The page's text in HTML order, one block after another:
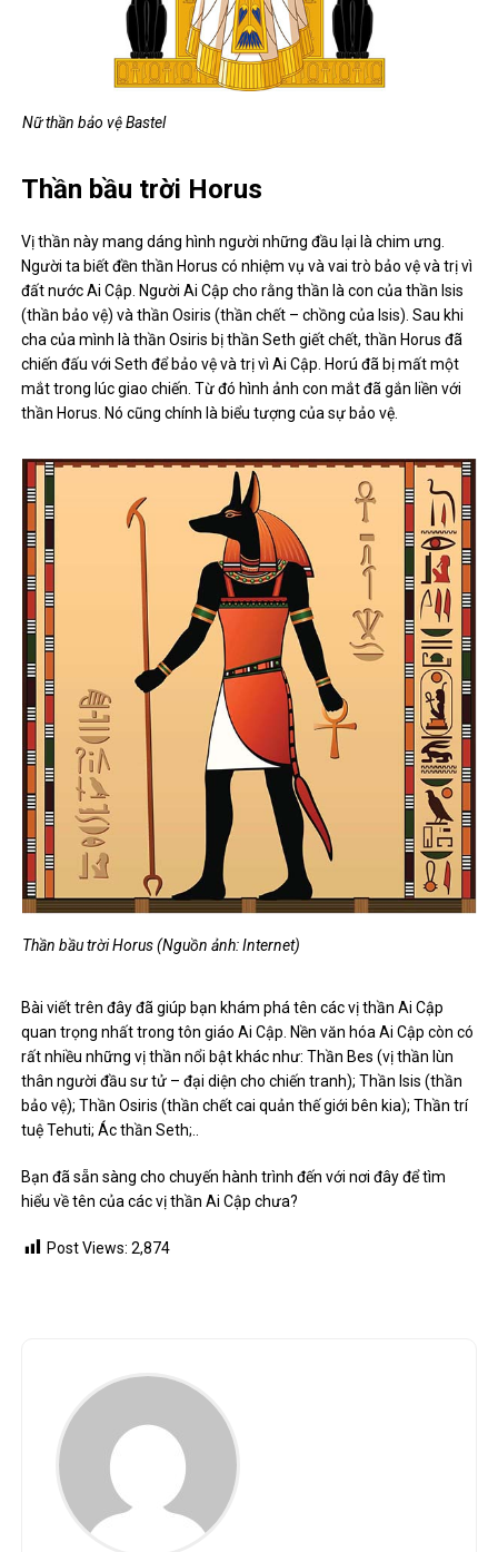
Nữ thần bảo vệ Bastel
Thần bầu trời Horus
Vị thần này mang dáng hình người những đầu lại là chim ưng.
Người ta biết đền thần Horus có nhiệm vụ và vai trò bảo vệ và trị vì
đất nước Ai Cập. Người Ai Cập cho rằng thần là con của thần Isis
(thần bảo vệ) và thần Osiris (thần chết – chồng của Isis). Sau khi
cha của mình là thần Osiris bị thần Seth giết chết, thần Horus đã
chiến đấu với Seth để bảo vệ và trị vì Ai Cập. Horú đã bị mất một
mắt trong lúc giao chiến. Từ đó hình ảnh con mắt đã gắn liền với
thần Horus. Nó cũng chính là biểu tượng của sự bảo vệ.
Thần bầu trời Horus (Nguồn ảnh: Internet)
Bài viết trên đây đã giúp bạn khám phá tên các vị thần Ai Cập
quan trọng nhất trong tôn giáo Ai Cập. Nền văn hóa Ai Cập còn có
rất nhiều những vị thần nổi bật khác như: Thần Bes (vị thần lùn
thân người đầu sư tử – đại diện cho chiến tranh); Thần Isis (thần
bảo vệ); Thần Osiris (thần chết cai quản thế giới bên kia); Thần trí
tuệ Tehuti; Ác thần Seth;..
Bạn đã sẵn sàng cho chuyến hành trình đến với nơi đây để tìm
hiểu về tên của các vị thần Ai Cập chưa?
Post Views: 2,874